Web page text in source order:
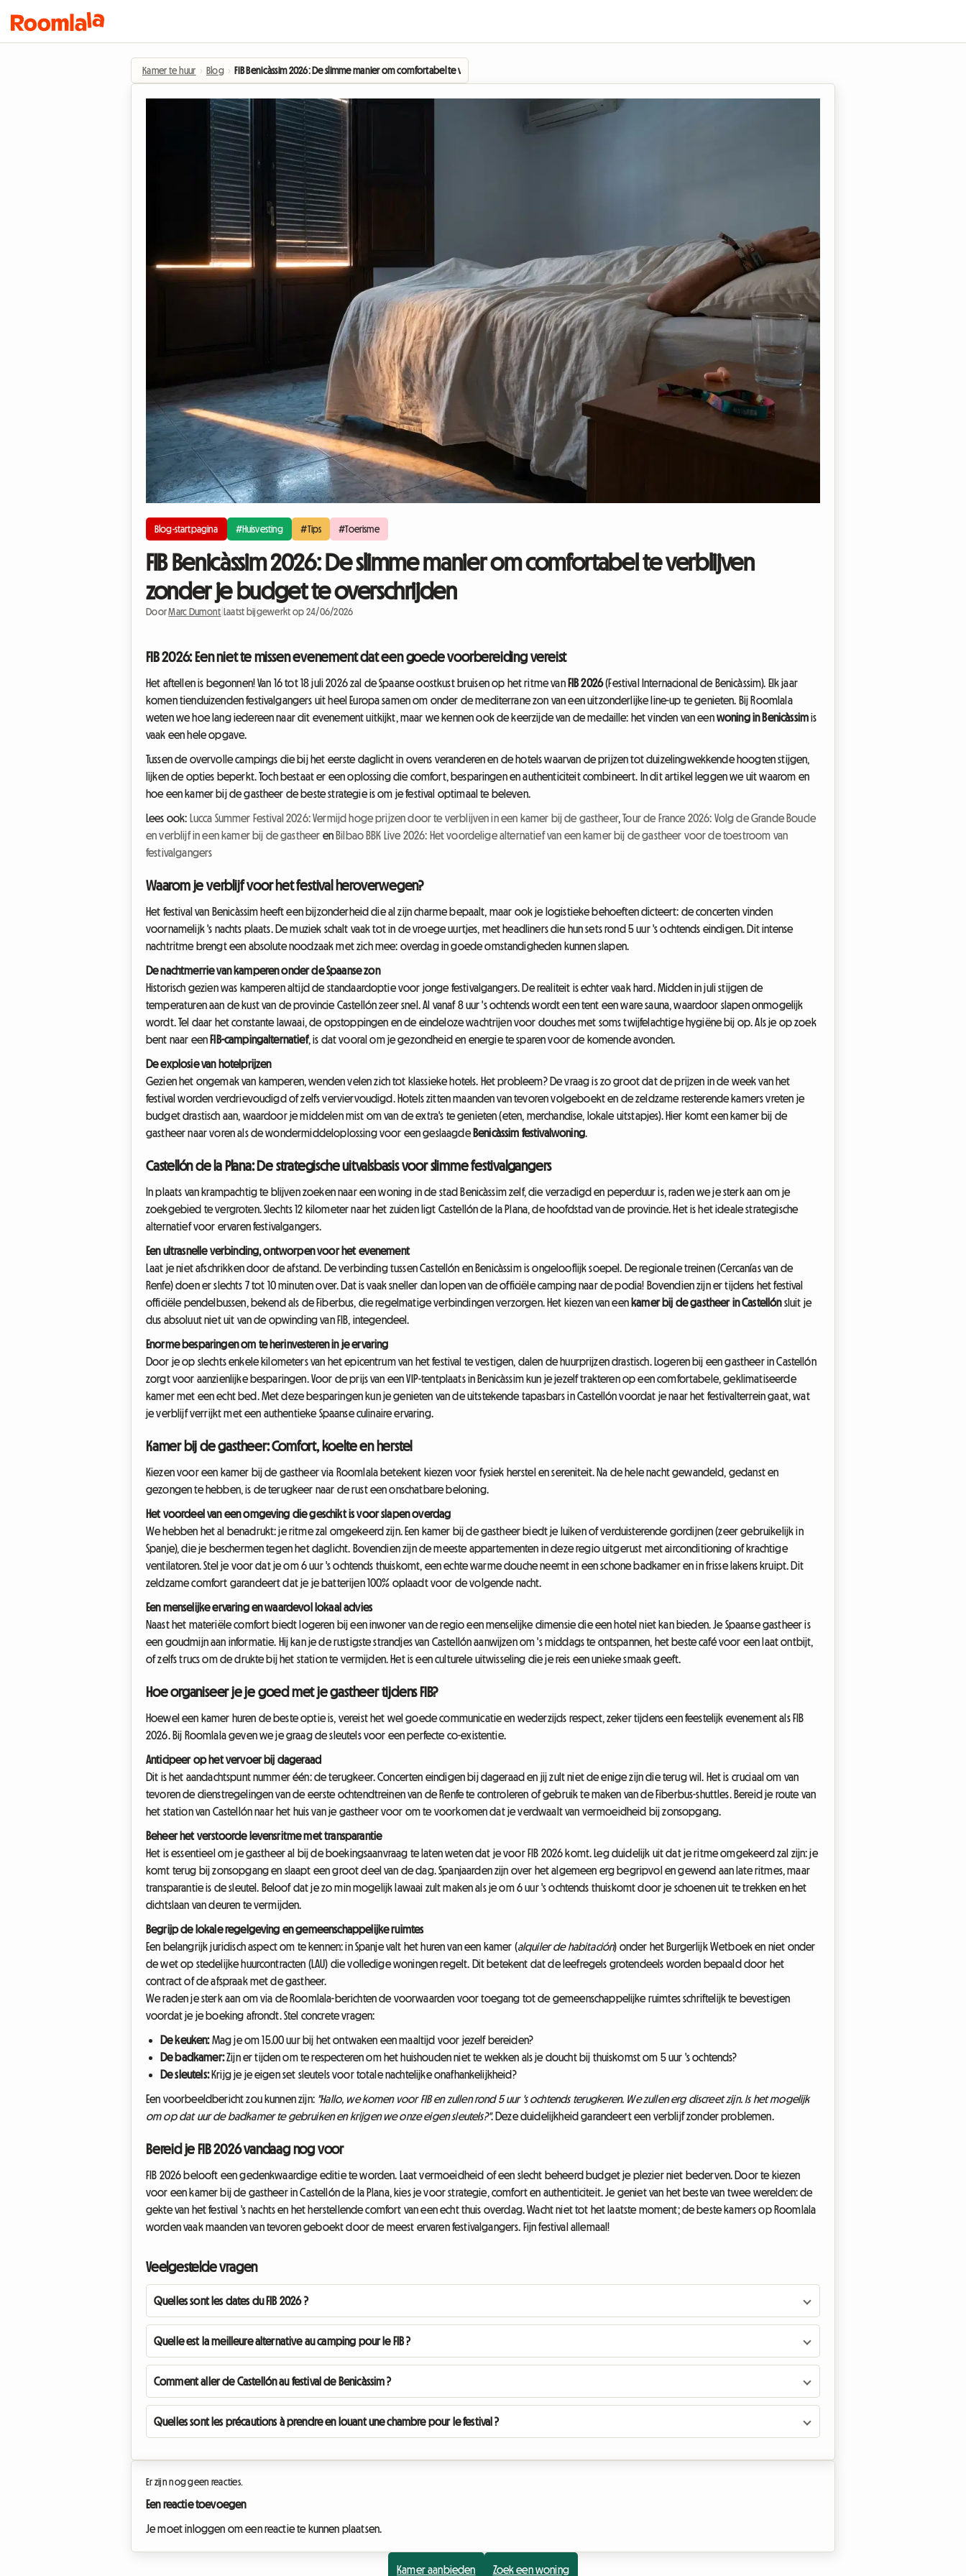
Kamer te huur › Blog › FIB Benicàssim 2026: De slimme manier om comfortabel te verblijven zonder je budget te overschrijden
Blog-startpagina #Huisvesting #Tips #Toerisme
FIB Benicàssim 2026: De slimme manier om comfortabel te verblijven
zonder je budget te overschrijden
DoorMarc Dumont Laatst bijgewerkt op 24/06/2026
FIB 2026: Een niet te missen evenement dat een goede voorbereiding vereist
Het aftellen is begonnen! Van 16 tot 18 juli 2026 zal de Spaanse oostkust bruisen op het ritme van FIB 2026(Festival Internacional de Benicàssim). Elk jaar
komen tienduizenden festivalgangers uit heel Europa samen om onder de mediterrane zon van een uitzonderlijke line-up te genieten. Bij Roomlala
weten we hoe lang iedereen naar dit evenement uitkijkt, maar we kennen ook de keerzijde van de medaille: het vinden van eenwoning in Benicàssimis
vaak een hele opgave.
Tussen de overvolle campings die bij het eerste daglicht in ovens veranderen en de hotels waarvan de prijzen tot duizelingwekkende hoogten stijgen,
lijken de opties beperkt. Toch bestaat er een oplossing die comfort, besparingen en authenticiteit combineert. In dit artikel leggen we uit waarom en
hoe een kamer bij de gastheer de beste strategie is om je festival optimaal te beleven.
Lees ook: Lucca Summer Festival 2026: Vermijd hoge prijzen door te verblijven in een kamer bij de gastheer,Tour de France 2026: Volg de Grande Boucle
en verblijf in een kamer bij de gastheer en Bilbao BBK Live 2026: Het voordelige alternatief van een kamer bij de gastheer voor de toestroom van
festivalgangers
Waarom je verblijf voor het festival heroverwegen?
Het festival van Benicàssim heeft een bijzonderheid die al zijn charme bepaalt, maar ook je logistieke behoeften dicteert: de concerten vinden
voornamelijk 's nachts plaats. De muziek schalt vaak tot in de vroege uurtjes, met headliners die hun sets rond 5 uur 's ochtends eindigen. Dit intense
nachtritme brengt een absolute noodzaak met zich mee: overdag in goede omstandigheden kunnen slapen.
De nachtmerrie van kamperen onder de Spaanse zon
Historisch gezien was kamperen altijd de standaardoptie voor jonge festivalgangers. De realiteit is echter vaak hard. Midden in juli stijgen de
temperaturen aan de kust van de provincie Castellón zeer snel. Al vanaf 8 uur 's ochtends wordt een tent een ware sauna, waardoor slapen onmogelijk
wordt. Tel daar het constante lawaai, de opstoppingen en de eindeloze wachtrijen voor douches met soms twijfelachtige hygiëne bij op. Als je op zoek
bent naar een FIB-campingalternatief, is dat vooral om je gezondheid en energie te sparen voor de komende avonden.
De explosie van hotelprijzen
Gezien het ongemak van kamperen, wenden velen zich tot klassieke hotels. Het probleem? De vraag is zo groot dat de prijzen in de week van het
festival worden verdrievoudigd of zelfs verviervoudigd. Hotels zitten maanden van tevoren volgeboekt en de zeldzame resterende kamers vreten je
budget drastisch aan, waardoor je middelen mist om van de extra's te genieten (eten, merchandise, lokale uitstapjes). Hier komt een kamer bij de
gastheer naar voren als de wondermiddeloplossing voor een geslaagde Benicàssim festivalwoning.
Castellón de la Plana: De strategische uitvalsbasis voor slimme festivalgangers
In plaats van krampachtig te blijven zoeken naar een woning in de stad Benicàssim zelf, die verzadigd en peperduur is, raden we je sterk aan om je
zoekgebied te vergroten. Slechts 12 kilometer naar het zuiden ligt Castellón de la Plana, de hoofdstad van de provincie. Het is het ideale strategische
alternatief voor ervaren festivalgangers.
Een ultrasnelle verbinding, ontworpen voor het evenement
Laat je niet afschrikken door de afstand. De verbinding tussen Castellón en Benicàssim is ongelooflijk soepel. De regionale treinen (Cercanías van de
Renfe) doen er slechts 7 tot 10 minuten over. Dat is vaak sneller dan lopen van de officiële camping naar de podia! Bovendien zijn er tijdens het festival
officiële pendelbussen, bekend als de Fiberbus, die regelmatige verbindingen verzorgen. Het kiezen van een kamer bij de gastheer in Castellónsluit je
dus absoluut niet uit van de opwinding van FIB, integendeel.
Enorme besparingen om te herinvesteren in je ervaring
Door je op slechts enkele kilometers van het epicentrum van het festival te vestigen, dalen de huurprijzen drastisch. Logeren bij een gastheer in Castellón
zorgt voor aanzienlijke besparingen. Voor de prijs van een VIP-tentplaats in Benicàssim kun je jezelf trakteren op een comfortabele, geklimatiseerde
kamer met een echt bed. Met deze besparingen kun je genieten van de uitstekende tapasbars in Castellón voordat je naar het festivalterrein gaat, wat
je verblijf verrijkt met een authentieke Spaanse culinaire ervaring.
Kamer bij de gastheer: Comfort, koelte en herstel
Kiezen voor een kamer bij de gastheer via Roomlala betekent kiezen voor fysiek herstel en sereniteit. Na de hele nacht gewandeld, gedanst en
gezongen te hebben, is de terugkeer naar de rust een onschatbare beloning.
Het voordeel van een omgeving die geschikt is voor slapen overdag
We hebben het al benadrukt: je ritme zal omgekeerd zijn. Een kamer bij de gastheer biedt je luiken of verduisterende gordijnen (zeer gebruikelijk in
Spanje), die je beschermen tegen het daglicht. Bovendien zijn de meeste appartementen in deze regio uitgerust met airconditioning of krachtige
ventilatoren. Stel je voor dat je om 6 uur 's ochtends thuiskomt, een echte warme douche neemt in een schone badkamer en in frisse lakens kruipt. Dit
zeldzame comfort garandeert dat je je batterijen 100% oplaadt voor de volgende nacht.
Een menselijke ervaring en waardevol lokaal advies
Naast het materiële comfort biedt logeren bij een inwoner van de regio een menselijke dimensie die een hotel niet kan bieden. Je Spaanse gastheer is
een goudmijn aan informatie. Hij kan je de rustigste strandjes van Castellón aanwijzen om 's middags te ontspannen, het beste café voor een laat ontbijt,
of zelfs trucs om de drukte bij het station te vermijden. Het is een culturele uitwisseling die je reis een unieke smaak geeft.
Hoe organiseer je je goed met je gastheer tijdens FIB?
Hoewel een kamer huren de beste optie is, vereist het wel goede communicatie en wederzijds respect, zeker tijdens een feestelijk evenement als FIB
2026. Bij Roomlala geven we je graag de sleutels voor een perfecte co-existentie.
Anticipeer op het vervoer bij dageraad
Dit is het aandachtspunt nummer één: de terugkeer. Concerten eindigen bij dageraad en jij zult niet de enige zijn die terug wil. Het is cruciaal om van
tevoren de dienstregelingen van de eerste ochtendtreinen van de Renfe te controleren of gebruik te maken van de Fiberbus-shuttles. Bereid je route van
het station van Castellón naar het huis van je gastheer voor om te voorkomen dat je verdwaalt van vermoeidheid bij zonsopgang.
Beheer het verstoorde levensritme met transparantie
Het is essentieel om je gastheer al bij de boekingsaanvraag te laten weten dat je voor FIB 2026 komt. Leg duidelijk uit dat je ritme omgekeerd zal zijn: je
komt terug bij zonsopgang en slaapt een groot deel van de dag. Spanjaarden zijn over het algemeen erg begripvol en gewend aan late ritmes, maar
transparantie is de sleutel. Beloof dat je zo min mogelijk lawaai zult maken als je om 6 uur 's ochtends thuiskomt door je schoenen uit te trekken en het
dichtslaan van deuren te vermijden.
Begrijp de lokale regelgeving en gemeenschappelijke ruimtes
Een belangrijk juridisch aspect om te kennen: in Spanje valt het huren van een kamer (alquiler de habitación) onder het Burgerlijk Wetboek en niet onder
de wet op stedelijke huurcontracten (LAU) die volledige woningen regelt. Dit betekent dat de leefregels grotendeels worden bepaald door het
contract of de afspraak met de gastheer.
We raden je sterk aan om via de Roomlala-berichten de voorwaarden voor toegang tot de gemeenschappelijke ruimtes schriftelijk te bevestigen
voordat je je boeking afrondt. Stel concrete vragen:
De keuken:Mag je om 15.00 uur bij het ontwaken een maaltijd voor jezelf bereiden?
De badkamer:Zijn er tijden om te respecteren om het huishouden niet te wekken als je doucht bij thuiskomst om 5 uur 's ochtends?
De sleutels:Krijg je je eigen set sleutels voor totale nachtelijke onafhankelijkheid?
Een voorbeeldbericht zou kunnen zijn: "Hallo, we komen voor FIB en zullen rond 5 uur 's ochtends terugkeren. We zullen erg discreet zijn. Is het mogelijk
om op dat uur de badkamer te gebruiken en krijgen we onze eigen sleutels?". Deze duidelijkheid garandeert een verblijf zonder problemen.
Bereid je FIB 2026 vandaag nog voor
FIB 2026 belooft een gedenkwaardige editie te worden. Laat vermoeidheid of een slecht beheerd budget je plezier niet bederven. Door te kiezen
voor een kamer bij de gastheer in Castellón de la Plana, kies je voor strategie, comfort en authenticiteit. Je geniet van het beste van twee werelden: de
gekte van het festival 's nachts en het herstellende comfort van een echt thuis overdag. Wacht niet tot het laatste moment; de beste kamers op Roomlala
worden vaak maanden van tevoren geboekt door de meest ervaren festivalgangers. Fijn festival allemaal!
Veelgestelde vragen
Quelles sont les dates du FIB 2026 ?
Quelle est la meilleure alternative au camping pour le FIB ?
Comment aller de Castellón au festival de Benicàssim ?
Quelles sont les précautions à prendre en louant une chambre pour le festival ?
Er zijn nog geen reacties.
Een reactie toevoegen
Je moet inloggen om een reactie te kunnen plaatsen.
Kamer aanbieden Zoek een woning